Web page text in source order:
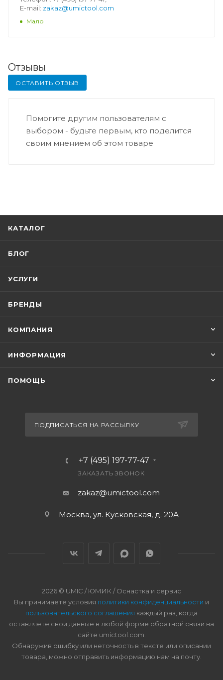
E-mail: zakaz@umictool.com
Мало
Отзывы
ОСТАВИТЬ ОТЗЫВ
Помогите другим пользователям с
выбором - будьте первым, кто поделится
своим мнением об этом товаре
КАТАЛОГ
БЛОГ
УСЛУГИ
БРЕНДЫ
КОМПАНИЯ
ИНФОРМАЦИЯ
ПОМОЩЬ
ПОДПИСАТЬСЯ НА РАССЫЛКУ
+7 (495) 197-77-47
ЗАКАЗАТЬ ЗВОНОК
zakaz@umictool.com
Москва, ул. Кусковская, д. 20А
2026 © UMIC / ЮМИК / Оснастка и сервис
Вы принимаете условия политики конфиденциальности и
пользовательского соглашения каждый раз, когда
оставляете свои данные в любой форме обратной связи на
сайте umictool.com.
Обнаружив ошибку или неточность в тексте или описании
товара, можно отправить информацию нам на почту.